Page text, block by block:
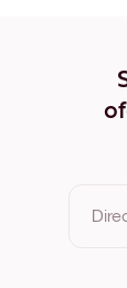
Home
Home
Home